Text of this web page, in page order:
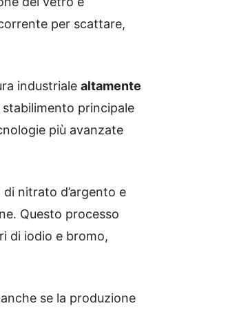
per scattare,
industriale altamente
stabilimento principale
più avanzate
nitrato d’argento e
Questo processo
di iodio e bromo,
se la produzione